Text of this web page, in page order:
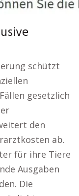
schützt
gesetzlich
den
ab.
für ihre Tiere
Ausgaben
Die